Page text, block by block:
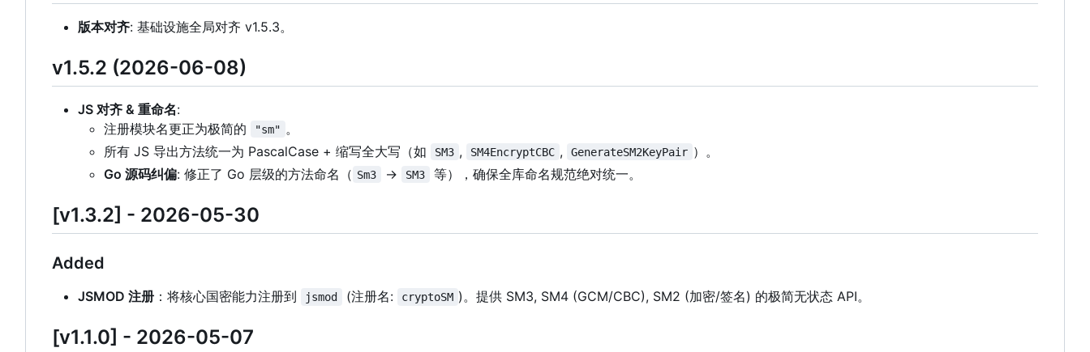
版本对齐: 基础设施全局对齐 v1.5.3。
v1.5.2 (2026-06-08)
JS 对齐 & 重命名:
注册模块名更正为极简的
"sm" 。
所有 JS 导出方法统一为 PascalCase + 缩写全大写（如
SM3 , SM4EncryptCBC , GenerateSM2KeyPair ）。
Go 源码纠偏: 修正了 Go 层级的方法命名（ Sm3 -> SM3 等），确保全库命名规范绝对统一。
[v1.3.2] - 2026-05-30
Added
JSMOD 注册 ：将核心国密能力注册到 jsmod (注册名: cryptoSM )。提供 SM3, SM4 (GCM/CBC), SM2 (加密/签名) 的极简无状态 API。
[v1.1.0] - 2026-05-07